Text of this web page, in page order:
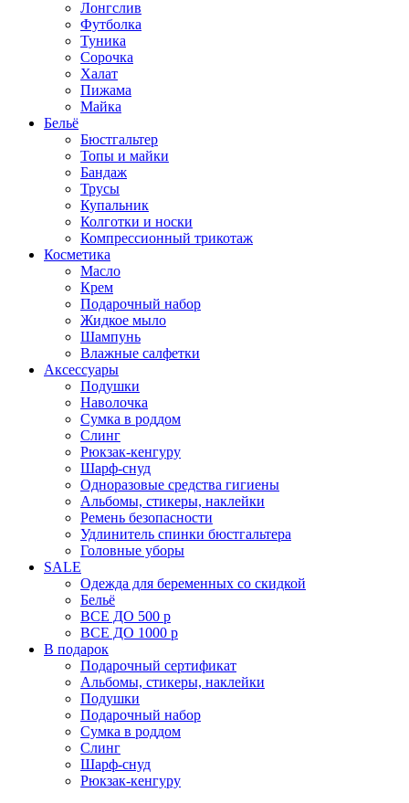
Лонгслив
Футболка
Туника
Сорочка
Халат
Пижама
Майка
Бельё
Бюстгальтер
Топы и майки
Бандаж
Трусы
Купальник
Колготки и носки
Компрессионный трикотаж
Косметика
Масло
Крем
Подарочный набор
Жидкое мыло
Шампунь
Влажные салфетки
Аксессуары
Подушки
Наволочка
Сумка в роддом
Cлинг
Рюкзак-кенгуру
Шарф-снуд
Одноразовые средства гигиены
Альбомы, стикеры, наклейки
Ремень безопасности
Удлинитель спинки бюстгальтера
Головные уборы
SALE
Одежда для беременных со скидкой
Бельё
ВСЕ ДО 500 р
ВСЕ ДО 1000 р
В подарок
Подарочный сертификат
Альбомы, стикеры, наклейки
Подушки
Подарочный набор
Сумка в роддом
Слинг
Шарф-снуд
Рюкзак-кенгуру